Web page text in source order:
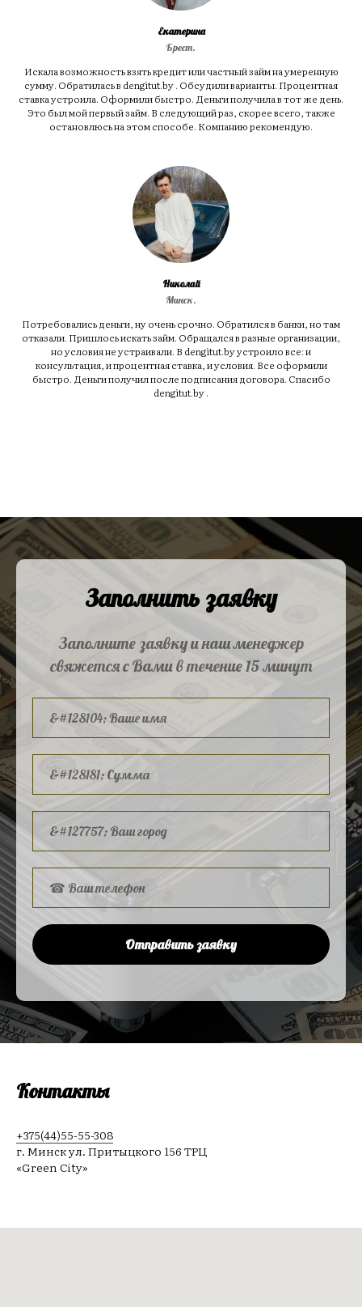
Екатерина
Брест.
Искала возможность взять кредит или частный займ на умеренную
сумму. Обратилась в dengitut.by . Обсудили варианты. Процентная
ставка устроила. Оформили быстро. Деньги получила в тот же день.
Это был мой первый займ. В следующий раз, скорее всего, также
остановлюсь на этом способе. Компанию рекомендую.
Николай
Минск.
Потребовались деньги, ну очень срочно. Обратился в банки, но там
отказали. Пришлось искать займ. Обращался в разные организации,
но условия не устраивали. В dengitut.by устроило все: и
консультация, и процентная ставка, и условия. Все оформили
быстро. Деньги получил после подписания договора. Спасибо
dengitut.by .
Заполнить заявку
Заполните заявку и наш менеджер
свяжется с Вами в течение 15 минут
Отправить заявку
Контакты
+375(44)55-55-308
г. Минск ул. Притыцкого 156 ТРЦ
«Green City»